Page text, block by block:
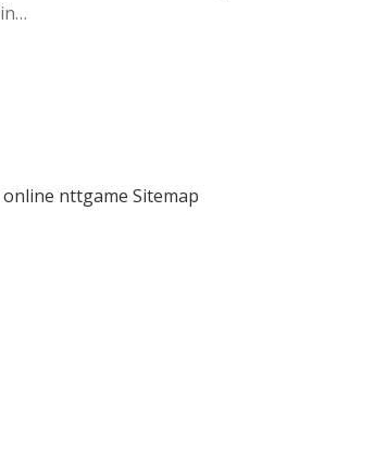
nttgame Sitemap